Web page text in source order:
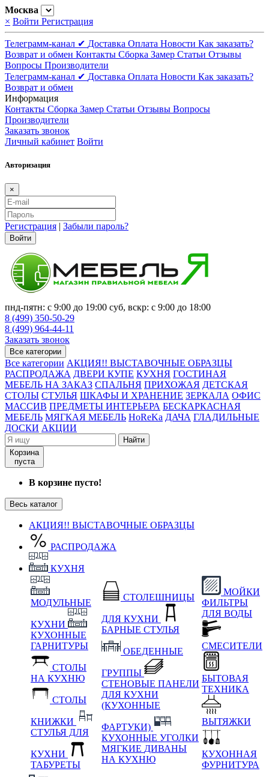
Москва
× Войти Регистрация
Телеграмм-канал ✔ Доставка Оплата Новости Как заказать?
Возврат и обмен Контакты Сборка Замер Статьи Отзывы
Вопросы Производители
Телеграмм-канал ✔ Доставка Оплата Новости Как заказать?
Возврат и обмен
Информация
Контакты Сборка Замер Статьи Отзывы Вопросы
Производители
Заказать звонок
Личный кабинет Войти
Авторизация
×
Регистрация | Забыли пароль?
Войти
пнд-пятн: с 9:00 до 19:00 суб, вскр: с 9:00 до 18:00
8 (499) 350-50-29
8 (499) 964-44-11
Заказать звонок
Все категории
Все категории АКЦИЯ!! ВЫСТАВОЧНЫЕ ОБРАЗЦЫ
РАСПРОДАЖА ДВЕРИ КУПЕ КУХНЯ ГОСТИНАЯ
МЕБЕЛЬ НА ЗАКАЗ СПАЛЬНЯ ПРИХОЖАЯ ДЕТСКАЯ
СТОЛЫ СТУЛЬЯ ШКАФЫ И ХРАНЕНИЕ ЗЕРКАЛА ОФИС
МАССИВ ПРЕДМЕТЫ ИНТЕРЬЕРА БЕСКАРКАСНАЯ
МЕБЕЛЬ МЯГКАЯ МЕБЕЛЬ HoReKa ДАЧА ГЛАДИЛЬНЫЕ
ДОСКИ АКЦИИ
Найти
Корзина
пуста
В корзине пусто!
Весь каталог
АКЦИЯ!! ВЫСТАВОЧНЫЕ ОБРАЗЦЫ
РАСПРОДАЖА
КУХНЯ
МОДУЛЬНЫЕ
КУХНИ
КУХОННЫЕ
ГАРНИТУРЫ
СТОЛЫ
НА КУХНЮ
СТОЛЫ
КНИЖКИ
СТУЛЬЯ ДЛЯ
КУХНИ
ТАБУРЕТЫ
СТОЛЕШНИЦЫ
ДЛЯ КУХНИ
БАРНЫЕ СТУЛЬЯ
ОБЕДЕННЫЕ
ГРУППЫ
СТЕНОВЫЕ ПАНЕЛИ
ДЛЯ КУХНИ
(КУХОННЫЕ
ФАРТУКИ)
КУХОННЫЕ УГОЛКИ
МЯГКИЕ ДИВАНЫ
НА КУХНЮ
МОЙКИ
ФИЛЬТРЫ
ДЛЯ ВОДЫ
СМЕСИТЕЛИ
БЫТОВАЯ
ТЕХНИКА
ВЫТЯЖКИ
КУХОННАЯ
ФУРНИТУРА